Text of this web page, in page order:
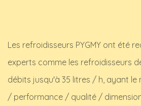
Les refroidisseurs PYGMY ont été
experts comme les refroidisseurs
débits jusqu'à 35 litres / h, ayant le
/ performance / qualité /